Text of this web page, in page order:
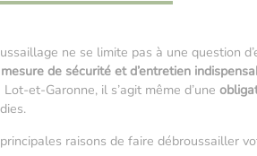
ne se limite pas à une question
mesure de sécurité et d’entretien
Lot-et-Garonne, il s’agit même d’une
raisons de faire débroussailler